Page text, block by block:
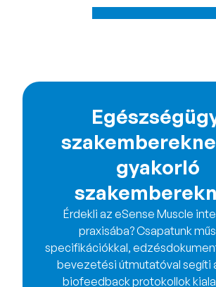
gyakorló
Érdekli az eSense Muscle
praxisába? Csapatunk
specifikációkkal,
bevezetési útmutatóval segíti
biofeedback protokollok